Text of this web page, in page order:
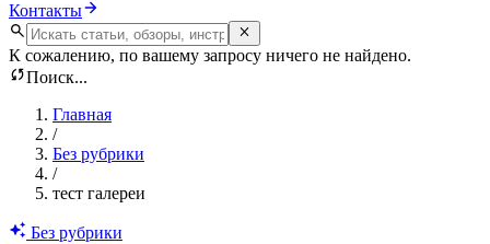
Контакты
К сожалению, по вашему запросу ничего не найдено.
Поиск...
Главная
/
Без рубрики
/
тест галереи
Без рубрики